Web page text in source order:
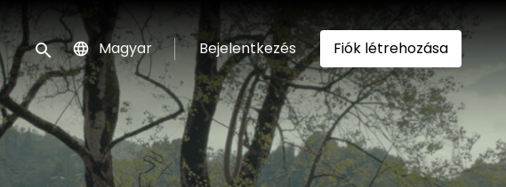
Keresés indítása
Magyar Bejelentkezés Fiók létrehozása